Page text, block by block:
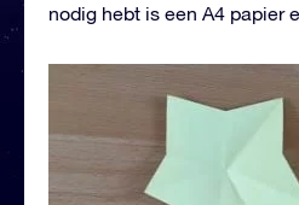
nodig hebt is een A4 papier